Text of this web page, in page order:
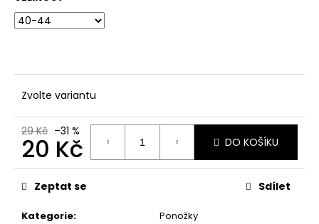
Zvolte variantu
29 Kč –31 %
20 Kč
Měrná
cena:
DO KOŠÍKU
Kategorie:
Ponožky
Zeptat se Sdílet
r
u
j
e
e